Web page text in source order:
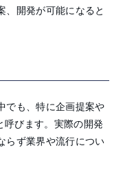
、開発が可能になると
でも、特に企画提案や
呼びます。実際の開発
らず業界や流行につい